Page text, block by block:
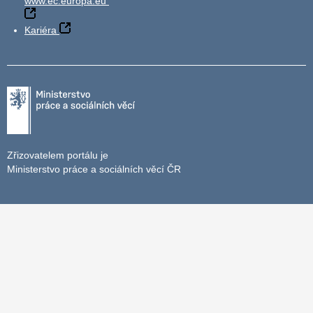
Kariéra
Zřizovatelem portálu je
Ministerstvo práce a sociálních věcí ČR